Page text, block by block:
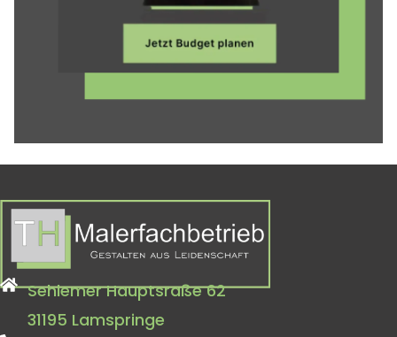
Sehlemer Hauptsraße 62
31195 Lamspringe